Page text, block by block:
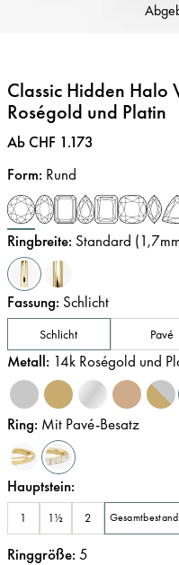
Classic Hidden Halo
Roségold und Platin
Preis:
Ab CHF 1.173
Form: Rund
Ringbreite: Standard
Fassung: Schlicht
Schlicht Pavé
Metall: 14k Roségold und
Ring: Mit Pavé-Besatz
Hauptstein:
1 1½ 2
Ringgröße: 5